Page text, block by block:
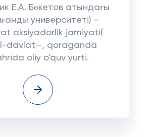
Е.А. Бөкетов атындағы
университеті) -
aksiyadorlik jamiyati(
davlat—, qoraganda
oliy o'quv yurti.